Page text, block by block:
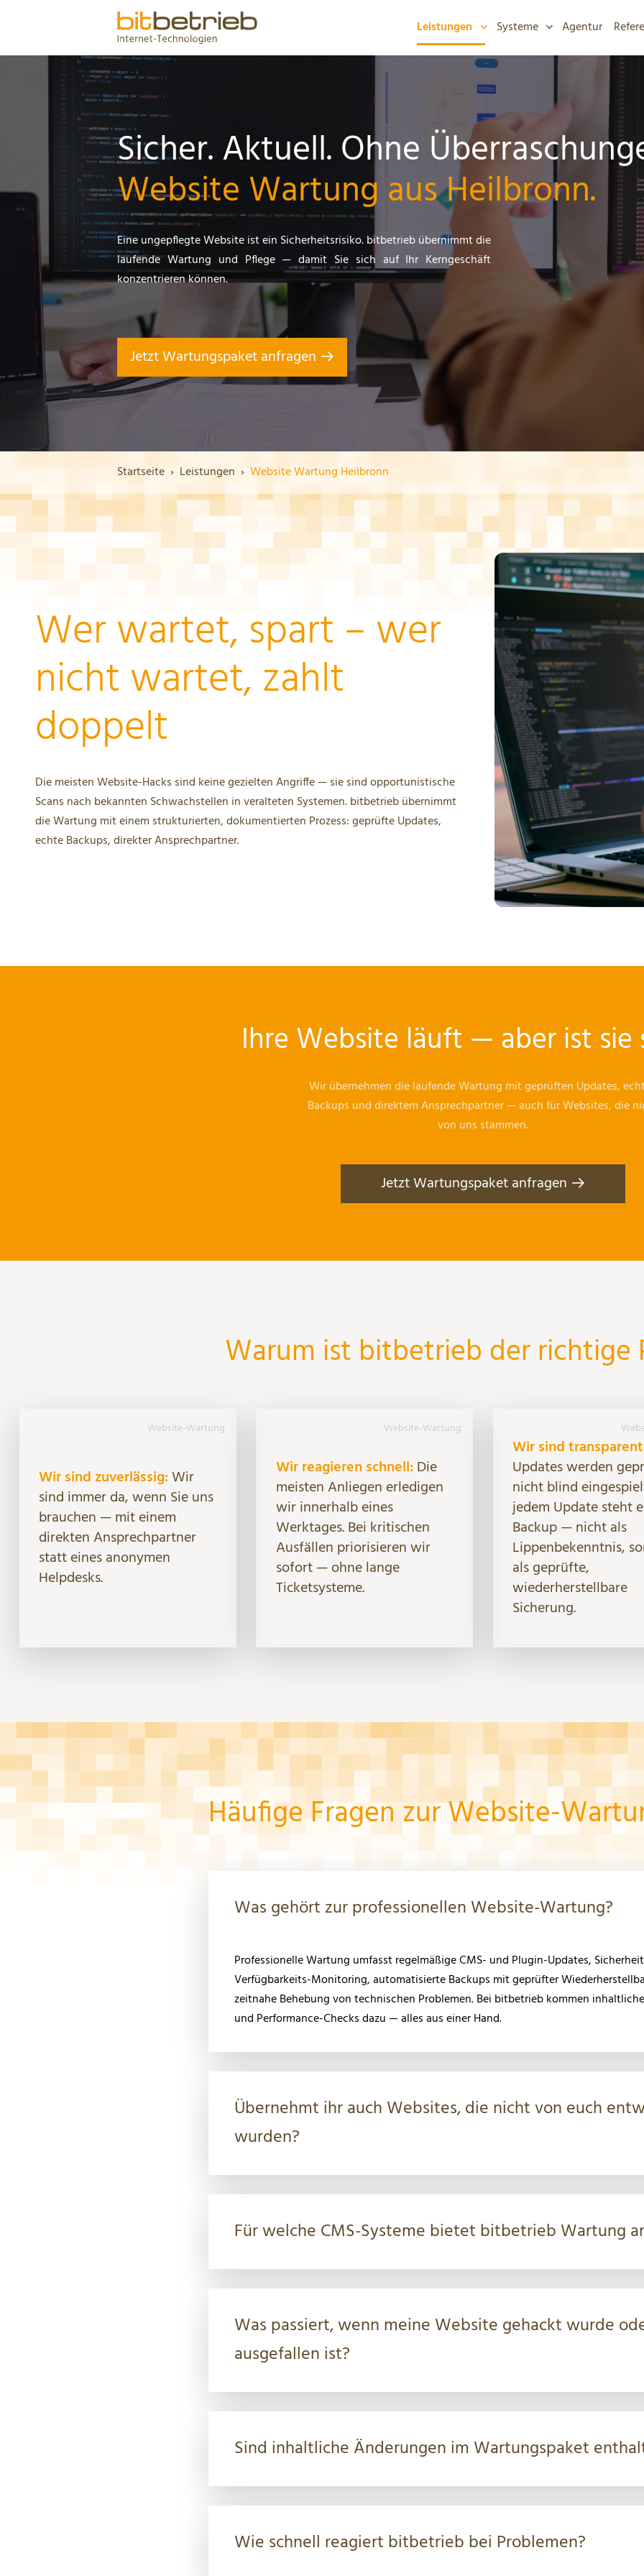
Leistungen Systeme Agentur
Sicher. Aktuell. Ohne
Website Wartung aus Heilbronn.
Eine ungepflegte Website ist ein Sicherheitsrisiko. bitbetrieb übernimmt die
laufende Wartung und Pflege — damit Sie sich auf Ihr Kerngeschäft
konzentrieren können.
Jetzt Wartungspaket anfragen
Startseite Leistungen Website Wartung Heilbronn
Wer wartet, spart – wer
nicht wartet, zahlt
doppelt
Die meisten Website-Hacks sind keine gezielten Angriffe — sie sind opportunistische
Scans nach bekannten Schwachstellen in veralteten Systemen. bitbetrieb übernimmt
die Wartung mit einem strukturierten, dokumentierten Prozess: geprüfte Updates,
echte Backups, direkter Ansprechpartner.
Ihre Website läuft — aber ist sie
Wir übernehmen die laufende Wartung mit geprüften Updates,
Backups und direktem Ansprechpartner — auch für Websites, die
von uns stammen.
Jetzt Wartungspaket anfragen
Warum ist bitbetrieb der richtige
Website-Wartung
Wir sind zuverlässig:Wir
sind immer da, wenn Sie uns
brauchen — mit einem
direkten Ansprechpartner
statt eines anonymen
Helpdesks.
Website-Wartung
Wir reagieren schnell:Die
meisten Anliegen erledigen
wir innerhalb eines
Werktages. Bei kritischen
Ausfällen priorisieren wir
sofort — ohne lange
Ticketsysteme.
Wir sind
Updates werden
nicht blind
jedem Update steht
Backup — nicht als
Lippenbekenntnis,
als geprüfte,
wiederherstellbare
Sicherung.
Häufige Fragen zur Website-
Was gehört zur professionellen Website-Wartung?
Professionelle Wartung umfasst regelmäßige CMS- und Plugin-Updates,
Verfügbarkeits-Monitoring, automatisierte Backups mit geprüfter
zeitnahe Behebung von technischen Problemen. Bei bitbetrieb kommen
und Performance-Checks dazu — alles aus einer Hand.
Übernehmt ihr auch Websites, die nicht von euch
wurden?
Für welche CMS-Systeme bietet bitbetrieb Wartung
Was passiert, wenn meine Website gehackt wurde
ausgefallen ist?
Sind inhaltliche Änderungen im Wartungspaket
Wie schnell reagiert bitbetrieb bei Problemen?